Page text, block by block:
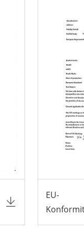
EU-